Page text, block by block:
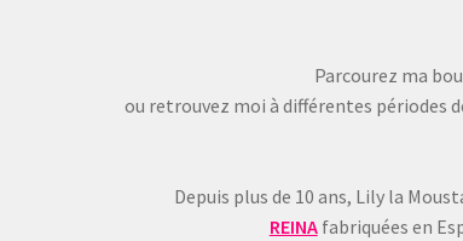
Parcourez ma
ou retrouvez moi à différentes périodes
Depuis plus de 10 ans, Lily la
REINAfabriquées en